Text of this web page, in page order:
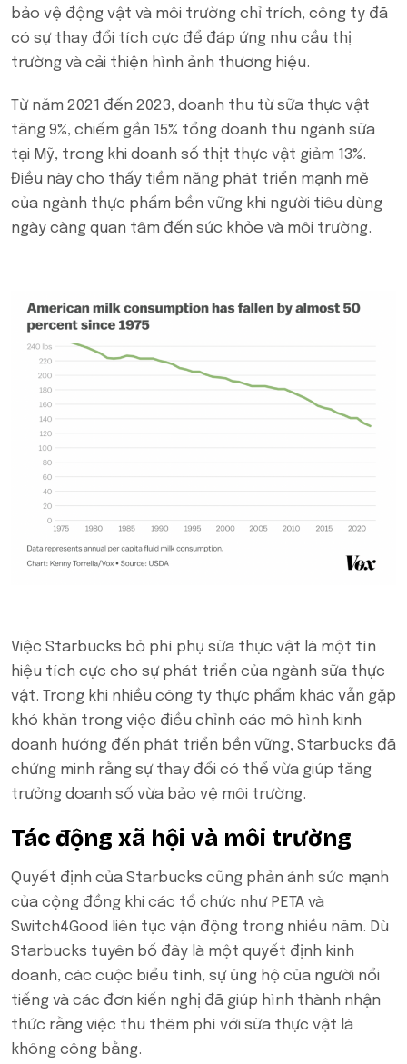
bảo vệ động vật và môi trường chỉ trích, công ty đã
có sự thay đổi tích cực để đáp ứng nhu cầu thị
trường và cải thiện hình ảnh thương hiệu.
Từ năm 2021 đến 2023, doanh thu từ sữa thực vật
tăng 9%, chiếm gần 15% tổng doanh thu ngành sữa
tại Mỹ, trong khi doanh số thịt thực vật giảm 13%.
Điều này cho thấy tiềm năng phát triển mạnh mẽ
của ngành thực phẩm bền vững khi người tiêu dùng
ngày càng quan tâm đến sức khỏe và môi trường.
Việc Starbucks bỏ phí phụ sữa thực vật là một tín
hiệu tích cực cho sự phát triển của ngành sữa thực
vật. Trong khi nhiều công ty thực phẩm khác vẫn gặp
khó khăn trong việc điều chỉnh các mô hình kinh
doanh hướng đến phát triển bền vững, Starbucks đã
chứng minh rằng sự thay đổi có thể vừa giúp tăng
trưởng doanh số vừa bảo vệ môi trường.
Tác động xã hội và môi trường
Quyết định của Starbucks cũng phản ánh sức mạnh
của cộng đồng khi các tổ chức như PETA và
Switch4Good liên tục vận động trong nhiều năm. Dù
Starbucks tuyên bố đây là một quyết định kinh
doanh, các cuộc biểu tình, sự ủng hộ của người nổi
tiếng và các đơn kiến nghị đã giúp hình thành nhận
thức rằng việc thu thêm phí với sữa thực vật là
không công bằng.